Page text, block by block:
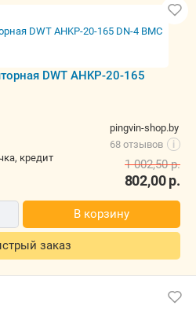
кредит
1 002,50
В корзину
заказ
пила DWT
DN-4 BMC (с 2-мя АКБ,
i